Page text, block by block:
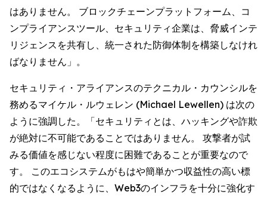
はありません。 ブロックチェーンプラットフォーム、コ
ンプライアンスツール、セキュリティ企業は、脅威インテ
リジェンスを共有し、統一された防御体制を構築しなけれ
ばなりません」。
セキュリティ・アライアンスのテクニカル・カウンシルを
務めるマイケル・ルウェレン (Michael Lewellen) は次の
ように強調した。「セキュリティとは、ハッキングや詐欺
が絶対に不可能であることではありません。 攻撃者が試
みる価値を感じない程度に困難であることが重要なので
す。 このエコシステムがもはや簡単かつ収益性の高い標
的ではなくなるように、Web3のインフラを十分に強化す